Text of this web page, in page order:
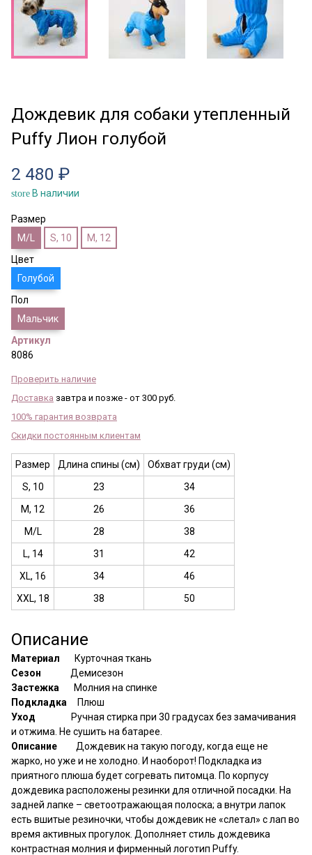
Дождевик для собаки утепленный
Puffy Лион голубой
2 480 ₽
store В наличии
Размер
M/L
S, 10
M, 12
Цвет
Голубой
Пол
Мальчик
Артикул
8086
Проверить наличие
Доставка завтра и позже - от 300 руб.
100% гарантия возврата
Скидки постоянным клиентам
Размер Длина спины (см)
Обхват груди (см)
S, 10
23
34
M, 12
26
36
M/L
28
38
L, 14
31
42
XL, 16
34
46
XXL, 18
38 50
Описание
Материал
Курточная ткань
Сезон Демисезон
Застежка
Молния на спинке
Подкладка
Плюш
Уход
Ручная стирка при 30 градусах без замачивания
и отжима. Не сушить на батарее.
Описание
Дождевик на такую погоду, когда еще не
жарко, но уже и не холодно. И наоборот! Подкладка из
приятного плюша будет согревать питомца. По корпусу
дождевика расположены резинки для отличной посадки. На
задней лапке – светоотражающая полоска; а внутри лапок
есть вшитые резиночки, чтобы дождевик не «слетал» с лап во
время активных прогулок. Дополняет стиль дождевика
контрастная молния и фирменный логотип Puffy.